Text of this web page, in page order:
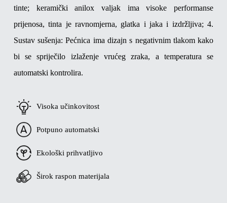
tinte; keramički anilox valjak ima visoke performanse
prijenosa, tinta je ravnomjerna, glatka i jaka i izdržljiva; 4.
Sustav sušenja: Pećnica ima dizajn s negativnim tlakom kako
bi se spriječilo izlaženje vrućeg zraka, a temperatura se
automatski kontrolira.
Visoka učinkovitost
Potpuno automatski
Ekološki prihvatljivo
Širok raspon materijala